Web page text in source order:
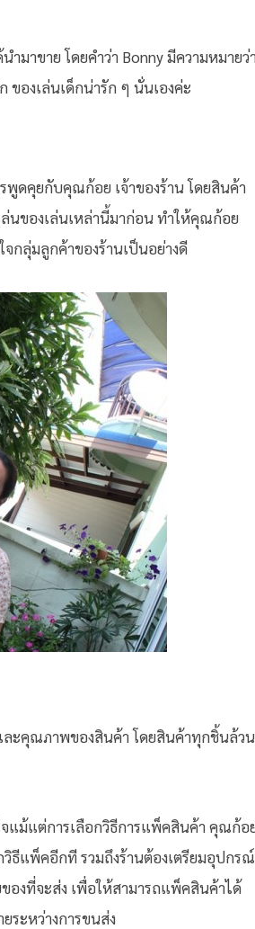
มาขาย โดยคำว่า Bonny มีความหมายว่
ของเล่นเด็กน่ารัก ๆ นั่นเองค่ะ
พูดคุยกับคุณก้อย เจ้าของร้าน โดยสินค้า
นของเล่นเหล่านี้มาก่อน ทำให้คุณก้อย
จกลุ่มลูกค้าของร้านเป็นอย่างดี
ละคุณภาพของสินค้า โดยสินค้าทุกชิ้นล้วน
จแม้แต่การเลือกวิธีการแพ็คสินค้า คุณก้อ
วิธีแพ็คอีกที รวมถึงร้านต้องเตรียมอุปกรณ์
องที่จะส่ง เพื่อให้สามารถแพ็คสินค้าได้
ระหว่างการขนส่ง